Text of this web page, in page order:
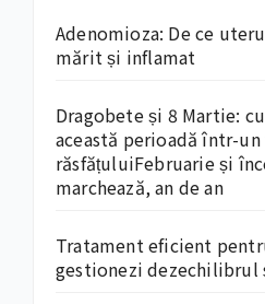
Adenomioza: De ce
mărit și inflamat
Dragobete și 8 Martie:
această perioadă într-
răsfățuluiFebruarie și
marchează, an de an
Tratament eficient
gestionezi dezechilibrul